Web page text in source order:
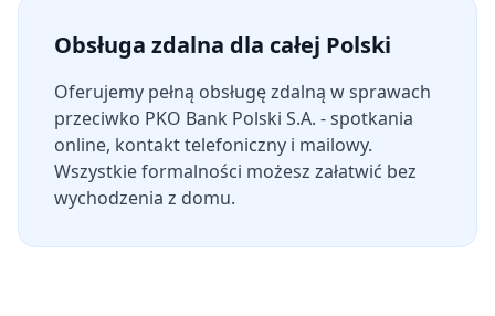
Obsługa zdalna dla całej Polski
Oferujemy pełną obsługę zdalną w sprawach
przeciwko PKO Bank Polski S.A. - spotkania
online, kontakt telefoniczny i mailowy.
Wszystkie formalności możesz załatwić bez
wychodzenia z domu.